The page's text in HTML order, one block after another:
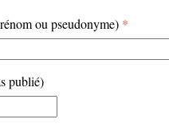
ou pseudonyme) *
publié)